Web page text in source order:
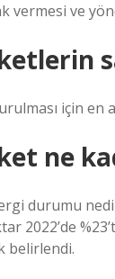
vermesi ve
için en
ne
durumu
2022’de
belirlendi.